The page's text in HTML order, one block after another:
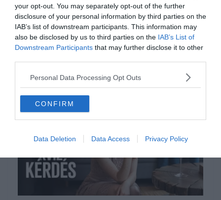
your opt-out. You may separately opt-out of the further
disclosure of your personal information by third parties on the
IAB’s list of downstream participants. This information may
also be disclosed by us to third parties on the IAB’s List of
Downstream Participants that may further disclose it to other
Personal Data Processing Opt Outs
CONFIRM
Data Deletion Data Access Privacy Policy
találsz. Ha esetleg inkább pihennél egy kicsit
a fárasztó nevetés és agytorna után, a
Keresztlabda YouTube csatornája is szélesre
tárva nyitva áll előtted egy kis lazítós